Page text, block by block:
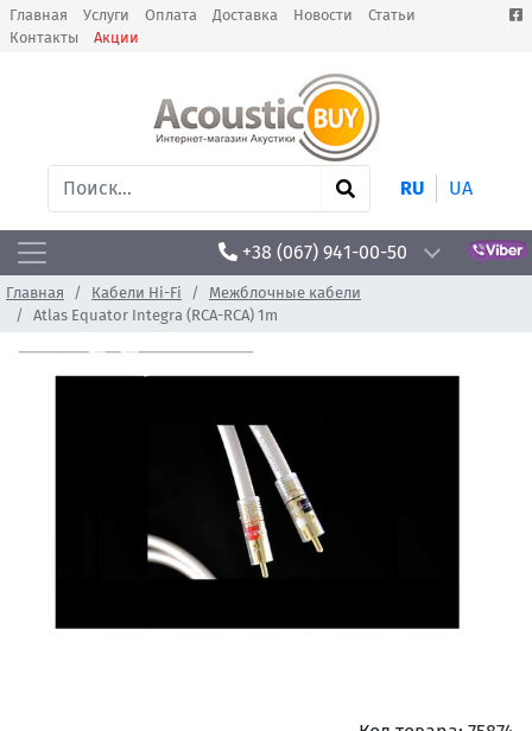
Главная Услуги Оплата Доставка Новости
Статьи
Контакты
Акции
RU UA
+38 (067) 941-00-50
Главная Кабели Hi-Fi
Межблочные кабели
Atlas Equator Integra (RCA-RCA) 1m